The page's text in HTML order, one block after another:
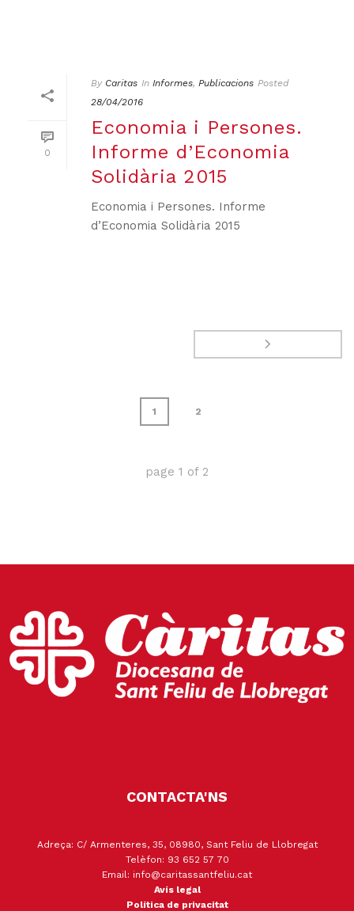
0
By Caritas In Informes, Publicacions Posted
28/04/2016
Economia i Persones.
Informe d’Economia
Solidària 2015
Economia i Persones. Informe
d’Economia Solidària 2015
1 2
page 1 of 2
CONTACTA'NS
Adreça: C/ Armenteres, 35, 08980, Sant Feliu de Llobregat
Telèfon: 93 652 57 70
Email: info@caritassantfeliu.cat
Avís legal
Política de privacitat